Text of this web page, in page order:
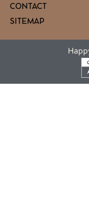
CONTACT
SITEMAP